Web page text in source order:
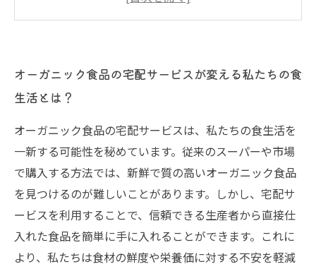
安心して選べる！オーガニック宅配サービスの
イント
オーガニック食品で健康を手に入れるための選
実際のユーザーの声からわかる、オーガニック
宅配のリアル
未来の食生活を変える！オーガニック宅配サー
ビスの可能性
オーガニック食品の宅配サービスが変える私たちの食
生活とは？
オーガニック食品の宅配サービスは、私たちの食生活を
一新する可能性を秘めています。従来のスーパーや市場
で購入する方法では、新鮮で質の高いオーガニック食品
を見つけるのが難しいことがあります。しかし、宅配サ
ービスを利用することで、信頼できる生産者から直接仕
入れた食品を簡単に手に入れることができます。これに
より、私たちは食材の鮮度や栄養価に対する不安を軽減